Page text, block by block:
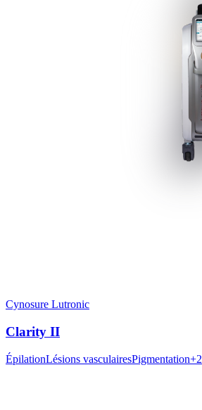
Cynosure Lutronic
Clarity II
ÉpilationLésions vasculairesPigmentation+2